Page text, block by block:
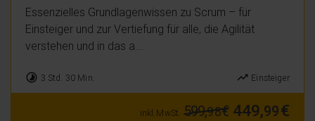
Essenzielles Grundlagenwissen zu Scrum – für
Einsteiger und zur Vertiefung für alle, die Agilität
verstehen und in das a...
timelapse 3 Std. 30 Min. trending_up Einsteiger
inkl. MwSt. 599,98€ 449,99€